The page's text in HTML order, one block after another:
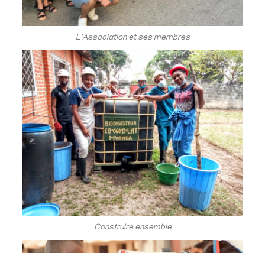
L'Association et ses membres
Construire ensemble